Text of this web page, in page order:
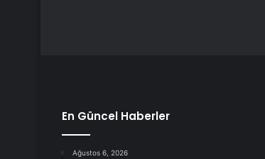
En Güncel Haberler
Ağustos 6, 2026